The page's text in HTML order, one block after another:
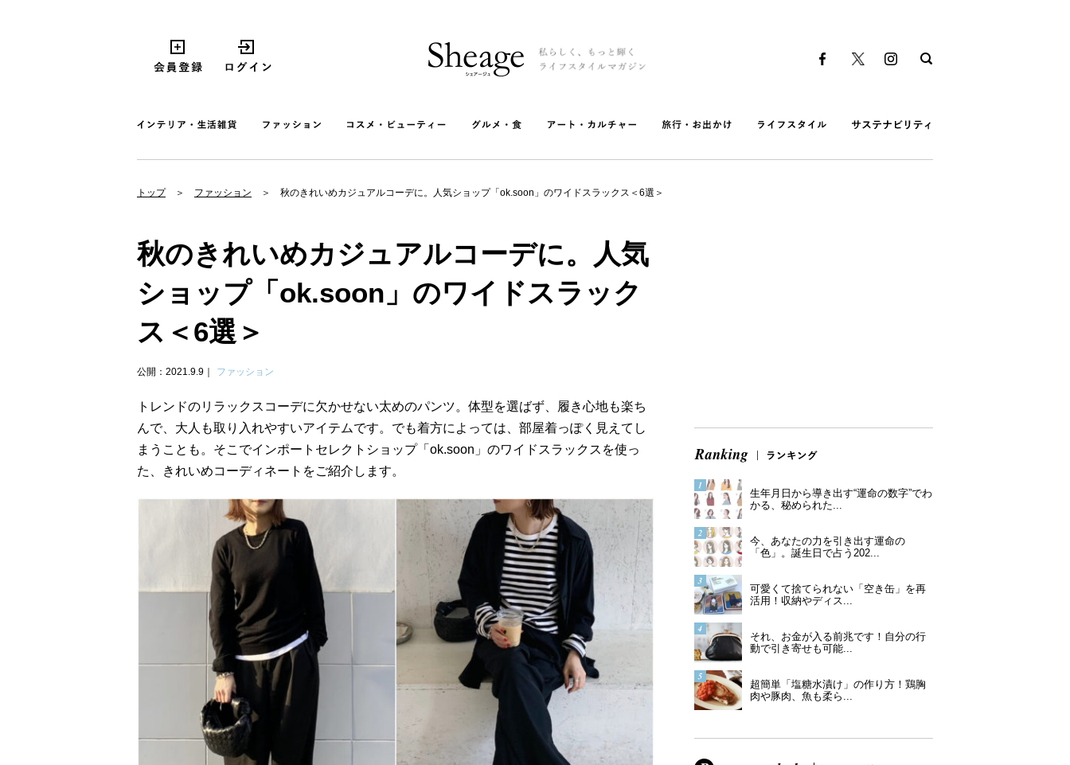
トップ ファッション 秋のきれいめカジュアルコーデに。人気ショップ「ok.soon」のワイドスラックス＜6選＞
秋のきれいめカジュアルコーデに。人気
ショップ「ok.soon」のワイドスラック
ス＜6選＞
公開：2021.9.9 ファッション
トレンドのリラックスコーデに欠かせない太めのパンツ。体型を選ばず、履き心地も楽ち
んで、大人も取り入れやすいアイテムです。でも着方によっては、部屋着っぽく見えてし
まうことも。そこでインポートセレクトショップ「ok.soon」のワイドスラックスを使っ
た、きれいめコーディネートをご紹介します。
生年月日から導き出す“運命の数字”でわ
かる、秘められた...
今、あなたの力を引き出す運命の
「色」。誕生日で占う202...
可愛くて捨てられない「空き缶」を再
活用！収納やディス...
それ、お金が入る前兆です！自分の行
動で引き寄せも可能...
超簡単「塩糖水漬け」の作り方！鶏胸
肉や豚肉、魚も柔ら...